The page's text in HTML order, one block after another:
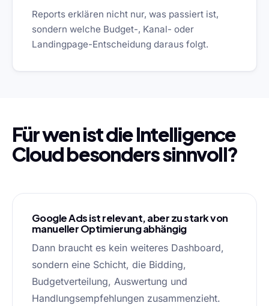
Reports erklären nicht nur, was passiert ist,
sondern welche Budget-, Kanal- oder
Landingpage-Entscheidung daraus folgt.
Für wen ist die Intelligence
Cloud besonders sinnvoll?
Google Ads ist relevant, aber zu stark von
manueller Optimierung abhängig
Dann braucht es kein weiteres Dashboard,
sondern eine Schicht, die Bidding,
Budgetverteilung, Auswertung und
Handlungsempfehlungen zusammenzieht.